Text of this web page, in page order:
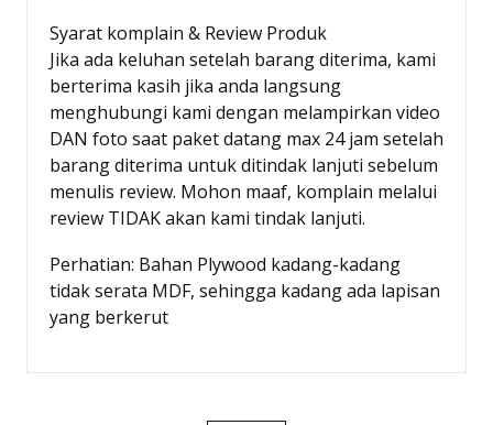
Syarat komplain & Review Produk
Jika ada keluhan setelah barang diterima, kami
berterima kasih jika anda langsung
menghubungi kami dengan melampirkan video
DAN foto saat paket datang max 24 jam setelah
barang diterima untuk ditindak lanjuti sebelum
menulis review. Mohon maaf, komplain melalui
review TIDAK akan kami tindak lanjuti.
Perhatian: Bahan Plywood kadang-kadang
tidak serata MDF, sehingga kadang ada lapisan
yang berkerut